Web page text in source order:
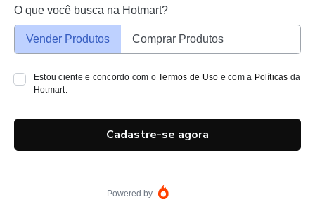
O que você busca na Hotmart?
Vender Produtos Comprar Produtos
Estou ciente e concordo com oTermos de Uso e com a Políticas da
Hotmart.
Cadastre-se agora
Powered by